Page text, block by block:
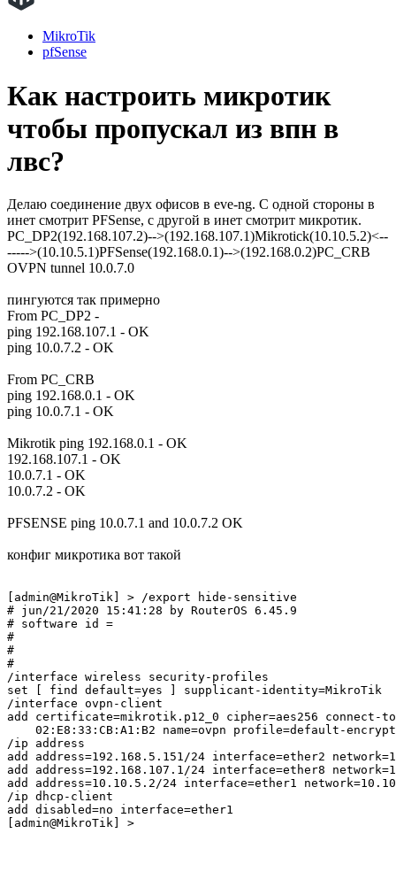
MikroTik
pfSense
Как настроить микротик
чтобы пропускал из впн в
лвс?
Делаю соединение двух офисов в eve-ng. С одной стороны в
инет смотрит PFSense, с другой в инет смотрит микротик.
PC_DP2(192.168.107.2)-->(192.168.107.1)Mikrotick(10.10.5.2)<--
----->(10.10.5.1)PFSense(192.168.0.1)-->(192.168.0.2)PC_CRB
OVPN tunnel 10.0.7.0
пингуются так примерно
From PC_DP2 -
ping 192.168.107.1 - OK
ping 10.0.7.2 - OK
From PC_CRB
ping 192.168.0.1 - OK
ping 10.0.7.1 - OK
Mikrotik ping 192.168.0.1 - OK
192.168.107.1 - OK
10.0.7.1 - OK
10.0.7.2 - OK
PFSENSE ping 10.0.7.1 and 10.0.7.2 OK
конфиг микротика вот такой
[admin@MikroTik] > /export hide-sensitive
# jun/21/2020 15:41:28 by RouterOS 6.45.9
# software id =
#
#
#
/interface wireless security-profiles
set [ find default=yes ] supplicant-identity=MikroTik
/interface ovpn-client
add certificate=mikrotik.p12_0 cipher=aes256 connect-
02:E8:33:CB:A1:B2 name=ovpn profile=default-
/ip address
add address=192.168.5.151/24 interface=ether2
add address=192.168.107.1/24 interface=ether8
add address=10.10.5.2/24 interface=ether1
/ip dhcp-client
add disabled=no interface=ether1
[admin@MikroTik] >